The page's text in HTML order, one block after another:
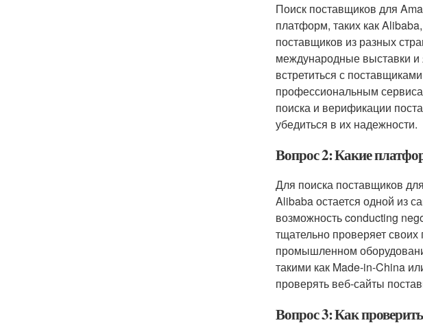
Поиск поставщиков для
платформ, таких как
поставщиков из разных
международные выставки и
встретиться с
профессиональным
поиска и верификации
убедиться в их надежности.
Вопрос 2: Какие
Для поиска поставщиков
Alibaba остается одной из
возможность conducting
тщательно проверяет
промышленном
такими как Made-in-China
проверять веб-сайты
Вопрос 3: Как